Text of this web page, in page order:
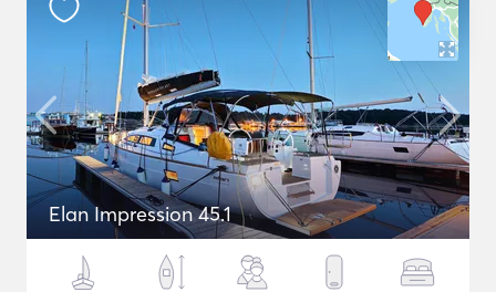
Elan Impression 45.1